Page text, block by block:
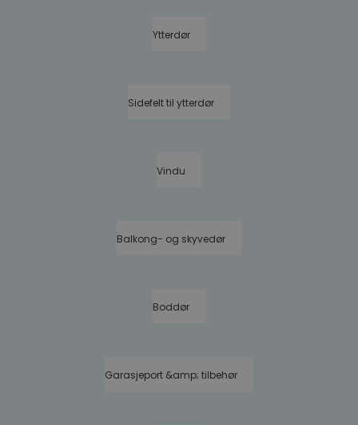
Ytterdør
Sidefelt til ytterdør
Vindu
Balkong- og skyvedør
Boddør
Garasjeport &amp; tilbehør